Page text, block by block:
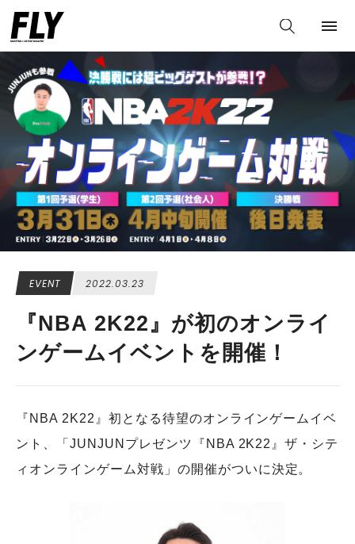
EVENT 2022.03.23
『NBA 2K22』が初のオンライ
ンゲームイベントを開催！
『NBA 2K22』初となる待望のオンラインゲームイベ
ント、「JUNJUNプレゼンツ『NBA 2K22』ザ・シテ
ィオンラインゲーム対戦」の開催がついに決定。